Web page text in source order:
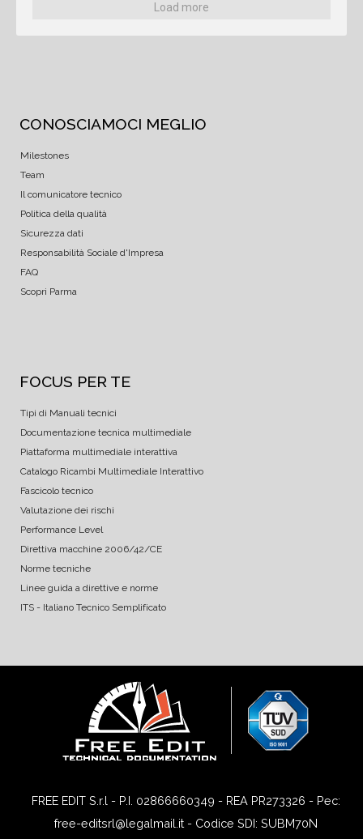
Load more
CONOSCIAMOCI MEGLIO
Milestones
Team
Il comunicatore tecnico
Politica della qualità
Sicurezza dati
Responsabilità Sociale d'Impresa
FAQ
Scopri Parma
FOCUS PER TE
Tipi di Manuali tecnici
Documentazione tecnica multimediale
Piattaforma multimediale interattiva
Catalogo Ricambi Multimediale Interattivo
Fascicolo tecnico
Valutazione dei rischi
Performance Level
Direttiva macchine 2006/42/CE
Norme tecniche
Linee guida a direttive e norme
ITS - Italiano Tecnico Semplificato
FREE EDIT S.r.l - P.I. 02866660349 - REA PR273326 - Pec:
free-editsrl@legalmail.it - Codice SDI: SUBM70N